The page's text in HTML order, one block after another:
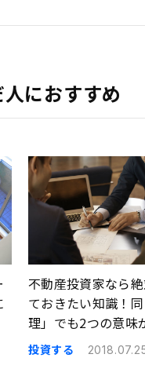
におすすめ
不動産投資家なら
ておきたい知識！
理」でも2つの意味
投資する